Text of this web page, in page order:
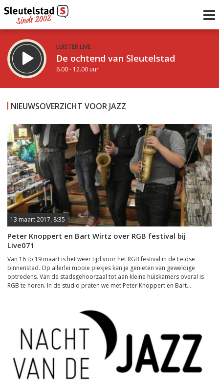
LUISTER LIVE:
De ochtend van Sleutelstad
6.00 - 12.00 uur
De middag van Sleutelstad
Vorig uur
Volgend uur
Inklappen
NIEUWSOVERZICHT VOOR JAZZ
13 maart 2017, 8:35
Peter Knoppert en Bart Wirtz over RGB festival bij
Live071
Van 16 to 19 maart is het weer tijd voor het RGB festival in de Leidse
binnenstad. Op allerlei mooie plekjes kan je genieten van geweldige
optredens. Van de stadsgehoorzaal tot aan kleine huiskamers overal is
RGB te horen. In de studio praten we met Peter Knoppert en Bart...